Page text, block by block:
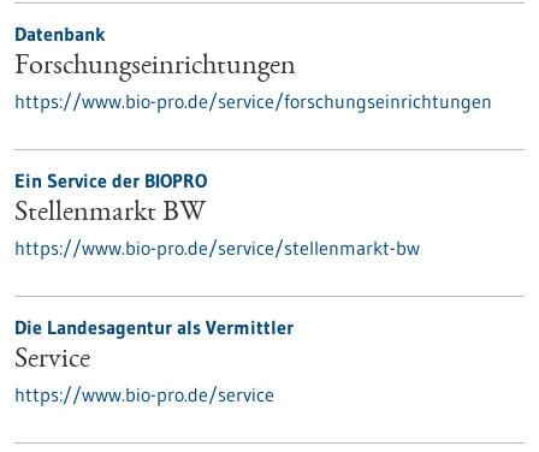
Datenbank
Forschungseinrichtungen
https://www.bio-pro.de/service/forschungseinrichtungen
Ein Service der BIOPRO
Stellenmarkt BW
https://www.bio-pro.de/service/stellenmarkt-bw
Die Landesagentur als Vermittler
Service
https://www.bio-pro.de/service